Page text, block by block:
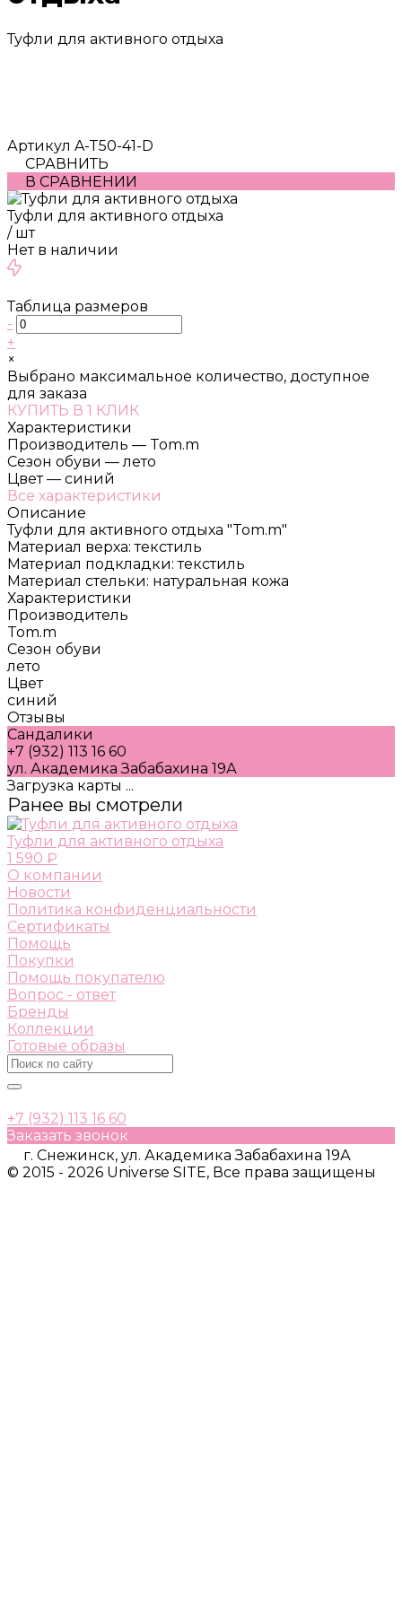
Туфли для активного отдыха
Артикул A-T50-41-D
СРАВНИТЬ
В СРАВНЕНИИ
Туфли для активного отдыха
/ шт
Нет в наличии
Таблица размеров
-
+
×
Выбрано максимальное количество, доступное
для заказа
КУПИТЬ В 1 КЛИК
Характеристики
Производитель — Tom.m
Сезон обуви — лето
Цвет — синий
Все характеристики
Описание
Туфли для активного отдыха "Tom.m"
Материал верха: текстиль
Материал подкладки: текстиль
Материал стельки: натуральная кожа
Характеристики
Производитель
Tom.m
Сезон обуви
лето
Цвет
синий
Отзывы
Сандалики
+7 (932) 113 16 60
ул. Академика Забабахина 19А
Загрузка карты ...
Ранее вы смотрели
Туфли для активного отдыха
1 590 ₽
О компании
Новости
Политика конфиденциальности
Сертификаты
Помощь
Покупки
Помощь покупателю
Вопрос - ответ
Бренды
Коллекции
Готовые образы
+7 (932) 113 16 60
Заказать звонок
г. Снежинск, ул. Академика Забабахина 19А
© 2015 - 2026 Universe SITE, Все права защищены